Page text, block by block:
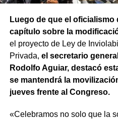
Luego de que el oficialismo
capítulo sobre la
el proyecto de Ley de
Privada, el secretario
Rodolfo Aguiar, destacó
se mantendrá la
jueves frente al Congreso.
«Celebramos no solo que la